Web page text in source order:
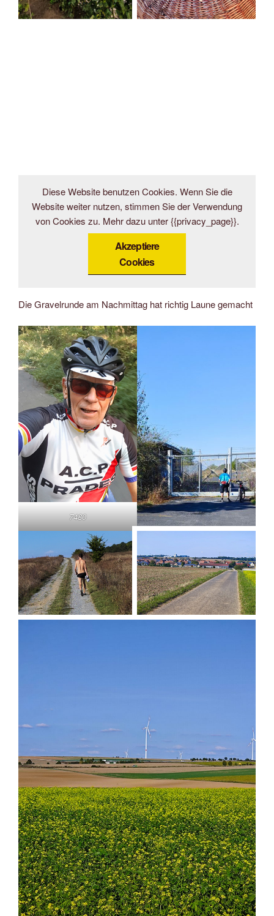
Diese Website benutzen Cookies. Wenn Sie die
Website weiter nutzen, stimmen Sie der Verwendung
von Cookies zu. Mehr dazu unter {{privacy_page}}.
Akzeptiere
Cookies
Die Gravelrunde am Nachmittag hat richtig Laune gemacht
7480